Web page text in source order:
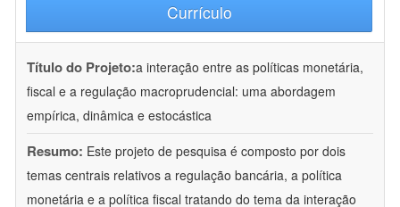
Currículo
Título do Projeto:a interação entre as políticas monetária,
fiscal e a regulação macroprudencial: uma abordagem
empírica, dinâmica e estocástica
Resumo: Este projeto de pesquisa é composto por dois
temas centrais relativos a regulação bancária, a política
monetária e a política fiscal tratando do tema da interação